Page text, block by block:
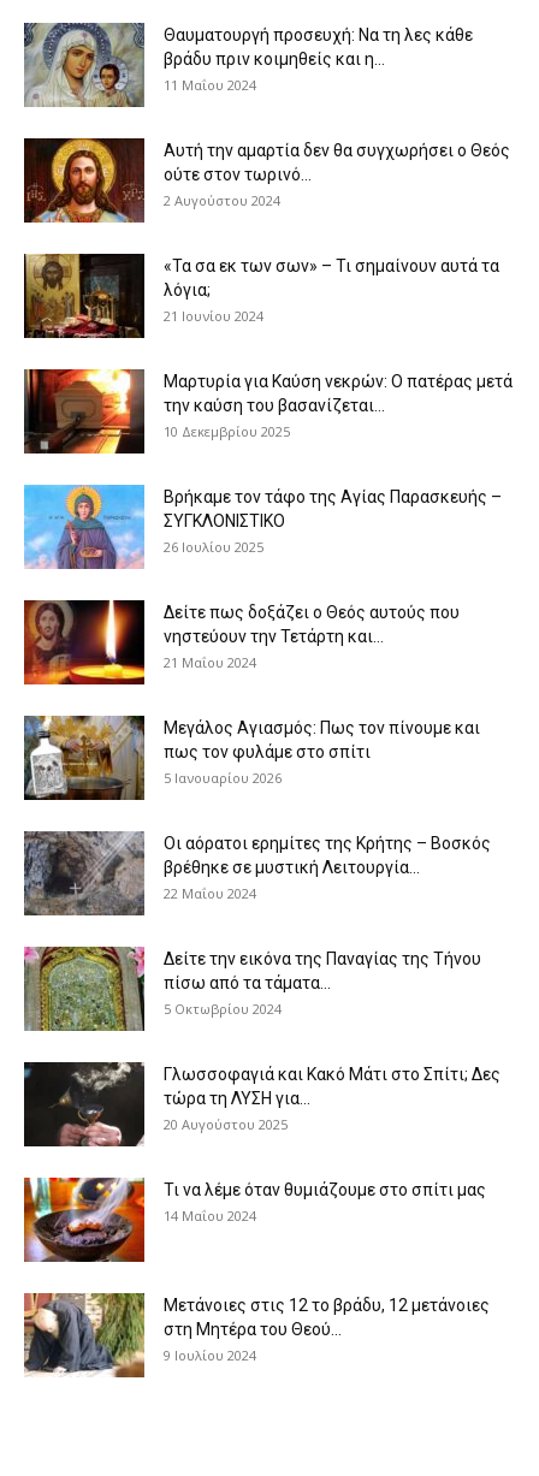
Θαυματουργή προσευχή: Να τη λες κάθε
βράδυ πριν κοιμηθείς και η...
11 Μαΐου 2024
Αυτή την αμαρτία δεν θα συγχωρήσει ο Θεός
ούτε στον τωρινό...
2 Αυγούστου 2024
«Τα σα εκ των σων» – Τι σημαίνουν αυτά τα
λόγια;
21 Ιουνίου 2024
Μαρτυρία για Καύση νεκρών: Ο πατέρας μετά
την καύση του βασανίζεται...
10 Δεκεμβρίου 2025
Βρήκαμε τον τάφο της Αγίας Παρασκευής –
ΣΥΓΚΛΟΝΙΣΤΙΚΟ
26 Ιουλίου 2025
Δείτε πως δοξάζει ο Θεός αυτούς που
νηστεύουν την Τετάρτη και...
21 Μαΐου 2024
Μεγάλος Αγιασμός: Πως τον πίνουμε και
πως τον φυλάμε στο σπίτι
5 Ιανουαρίου 2026
Οι αόρατοι ερημίτες της Κρήτης – Βοσκός
βρέθηκε σε μυστική Λειτουργία...
22 Μαΐου 2024
Δείτε την εικόνα της Παναγίας της Τήνου
πίσω από τα τάματα...
5 Οκτωβρίου 2024
Γλωσσοφαγιά και Κακό Μάτι στο Σπίτι; Δες
τώρα τη ΛΥΣΗ για...
20 Αυγούστου 2025
Τι να λέμε όταν θυμιάζουμε στο σπίτι μας
14 Μαΐου 2024
Μετάνοιες στις 12 το βράδυ, 12 μετάνοιες
στη Μητέρα του Θεού...
9 Ιουλίου 2024